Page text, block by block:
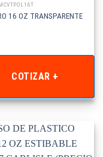
16 OZ TRANSPARENTE
COTIZAR +